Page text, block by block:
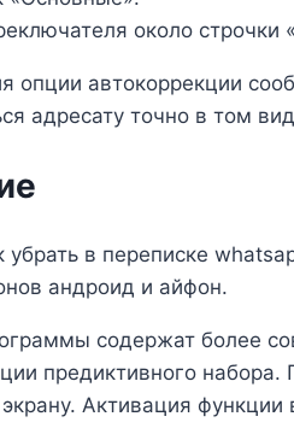
около строчки
опции автокоррекции
адресату точно в том
в переписке
андроид и айфон.
содержат более
предиктивного
Активация